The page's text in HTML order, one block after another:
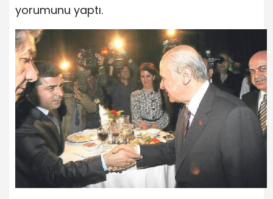
yorumunu yaptı.